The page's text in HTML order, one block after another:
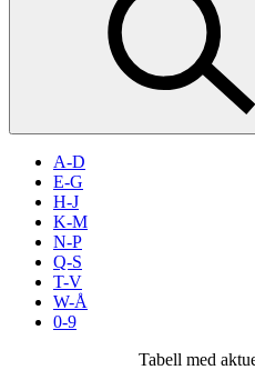
Aktiviteter
Merker
Inspirasjon
Søk
A-D
E-G
H-J
K-M
N-P
Q-S
T-V
W-Å
0-9
Tabell med